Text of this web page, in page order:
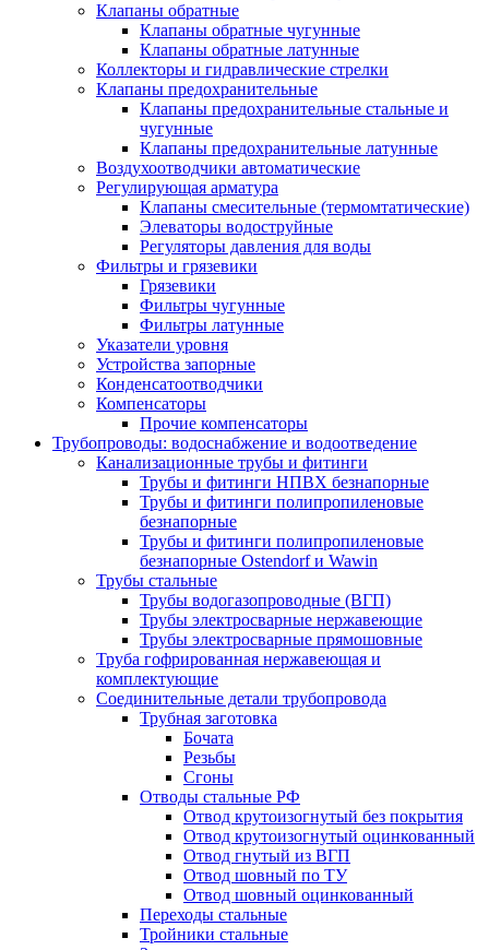
Клапаны обратные
Клапаны обратные чугунные
Клапаны обратные латунные
Коллекторы и гидравлические стрелки
Клапаны предохранительные
Клапаны предохранительные стальные и
чугунные
Клапаны предохранительные латунные
Воздухоотводчики автоматические
Регулирующая арматура
Клапаны смесительные (термомтатические)
Элеваторы водоструйные
Регуляторы давления для воды
Фильтры и грязевики
Грязевики
Фильтры чугунные
Фильтры латунные
Указатели уровня
Устройства запорные
Конденсатоотводчики
Компенсаторы
Прочие компенсаторы
Трубопроводы: водоснабжение и водоотведение
Канализационные трубы и фитинги
Трубы и фитинги НПВХ безнапорные
Трубы и фитинги полипропиленовые
безнапорные
Трубы и фитинги полипропиленовые
безнапорные Ostendorf и Wawin
Трубы стальные
Трубы водогазопроводные (ВГП)
Трубы электросварные нержавеющие
Трубы электросварные прямошовные
Труба гофрированная нержавеющая и
комплектующие
Соединительные детали трубопровода
Трубная заготовка
Бочата
Резьбы
Сгоны
Отводы стальные РФ
Отвод крутоизогнутый без покрытия
Отвод крутоизогнутый оцинкованный
Отвод гнутый из ВГП
Отвод шовный по ТУ
Отвод шовный оцинкованный
Переходы стальные
Тройники стальные